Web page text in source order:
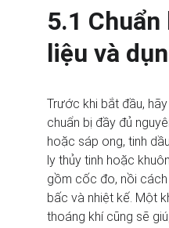
5.1
liệu và
Trước khi bắt đầu,
chuẩn bị đầy đủ
hoặc sáp ong, tinh
ly thủy tinh hoặc
gồm cốc đo, nồi cách
bấc và nhiệt kế. Một
thoáng khí cũng sẽ